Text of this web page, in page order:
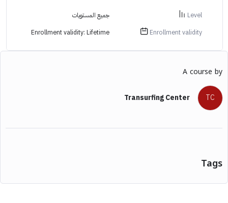
Level
جميع المستويات
Enrollment validity
Enrollment validity: Lifetime
A course by
TC
Transurfing Center
Tags